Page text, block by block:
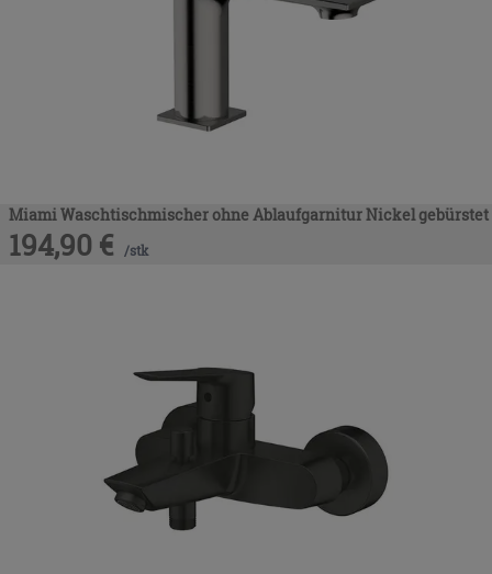
Miami Waschtischmischer ohne Ablaufgarnitur Nickel gebürstet
194,90 € /stk